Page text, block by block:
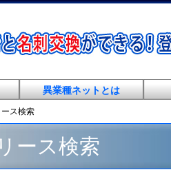
異業種ネットとは
ス検索
ース検索